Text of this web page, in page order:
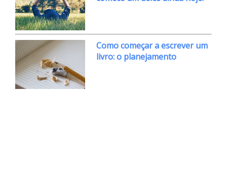
Como começar a escrever um
livro: o planejamento